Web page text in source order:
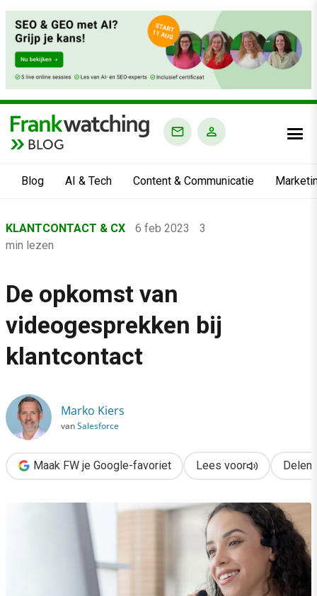
BLOG
Blog AI & Tech Content & Communicatie
›
Klantcontact & CX
›
De opkomst van videogesprekken bij klantcontact
KLANTCONTACT & CX 6 feb 2023
3
min lezen
De opkomst van
videogesprekken bij
klantcontact
Marko Kiers
vanSalesforce
Maak FW je Google-favoriet Lees voor Delen